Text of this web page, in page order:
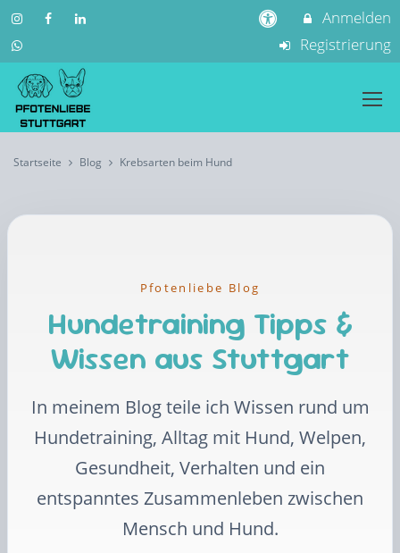
Anmelden
Registrierung
Startseite Blog Krebsarten beim Hund
Pfotenliebe Blog
Hundetraining Tipps &
Wissen aus Stuttgart
In meinem Blog teile ich Wissen rund um
Hundetraining, Alltag mit Hund, Welpen,
Gesundheit, Verhalten und ein
entspanntes Zusammenleben zwischen
Mensch und Hund.